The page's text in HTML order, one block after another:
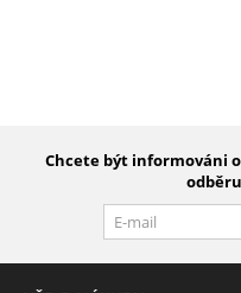
Chcete být informováni